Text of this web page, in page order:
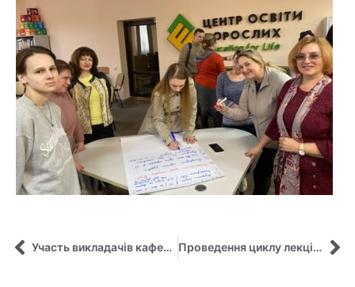
Участь викладачів кафедри в міжнародному проєкті Проведення циклу лекцій з курсу «Трансформація (реінжиніринг бізнес-процесів) зеленого туризму: європейський досвід» в рамках проекту Жана Моне (№101126971 – Green tourism – ERASMUS-JMO-2023-HEI-TCH-RSCH – «Європейські практики зеленого туризму та його трансформація в умовах післявоєнної відбудови України»)